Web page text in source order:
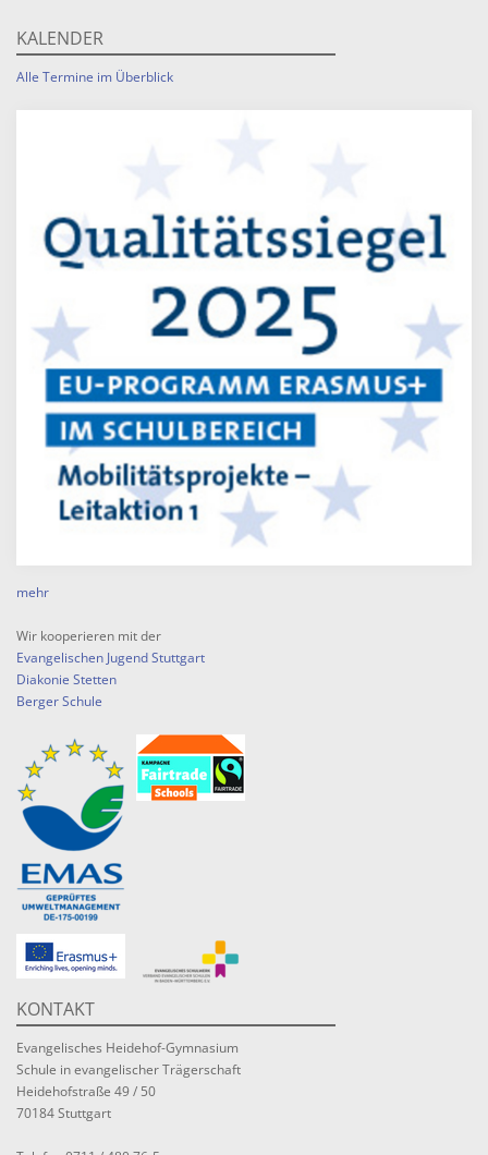
KALENDER
Alle Termine im Überblick
mehr
Wir kooperieren mit der
Evangelischen Jugend Stuttgart
Diakonie Stetten
Berger Schule
KONTAKT
Evangelisches Heidehof-Gymnasium
Schule in evangelischer Trägerschaft
Heidehofstraße 49 / 50
70184 Stuttgart